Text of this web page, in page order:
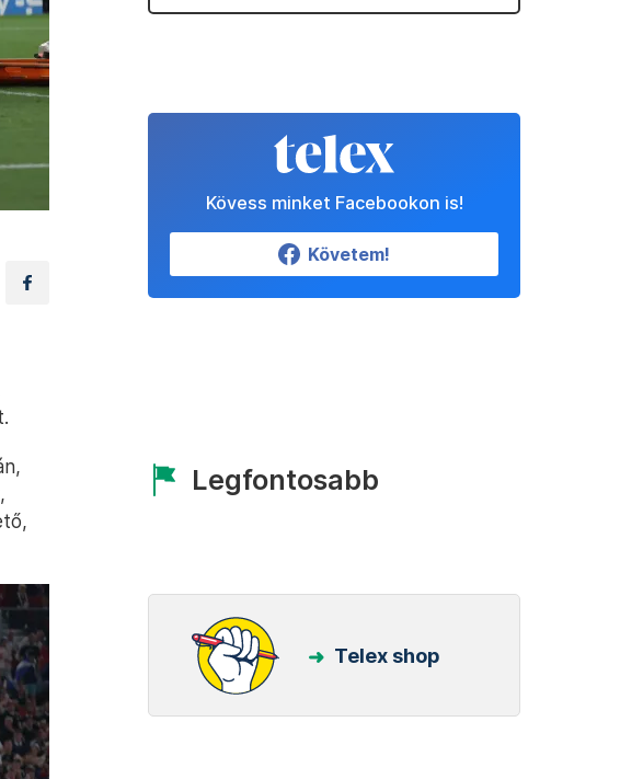
Kövess minket Facebookon is!
Követem!
Legfontosabb
Telex shop